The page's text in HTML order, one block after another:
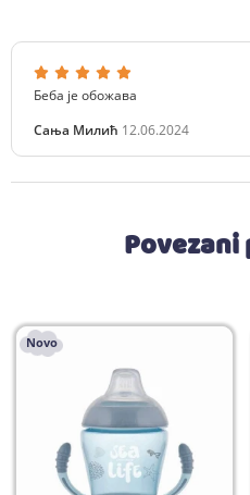
Беба је обожава
Сања Милић 12.06.2024
Novo